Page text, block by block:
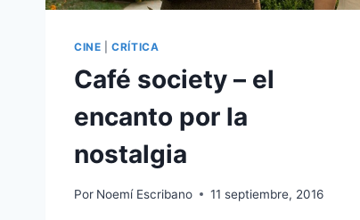
CINE |CRÍTICA
Café society – el
encanto por la
nostalgia
Por Noemí Escribano 11 septiembre, 2016